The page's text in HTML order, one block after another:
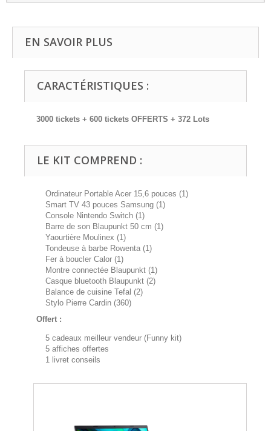
EN SAVOIR PLUS
CARACTÉRISTIQUES :
3000 tickets + 600 tickets OFFERTS + 372 Lots
LE KIT COMPREND :
Ordinateur Portable Acer 15,6 pouces (1)
Smart TV 43 pouces Samsung (1)
Console Nintendo Switch (1)
Barre de son Blaupunkt 50 cm (1)
Yaourtière Moulinex (1)
Tondeuse à barbe Rowenta (1)
Fer à boucler Calor (1)
Montre connectée Blaupunkt (1)
Casque bluetooth Blaupunkt (2)
Balance de cuisine Tefal (2)
Stylo Pierre Cardin (360)
Offert :
5 cadeaux meilleur vendeur (Funny kit)
5 affiches offertes
1 livret conseils